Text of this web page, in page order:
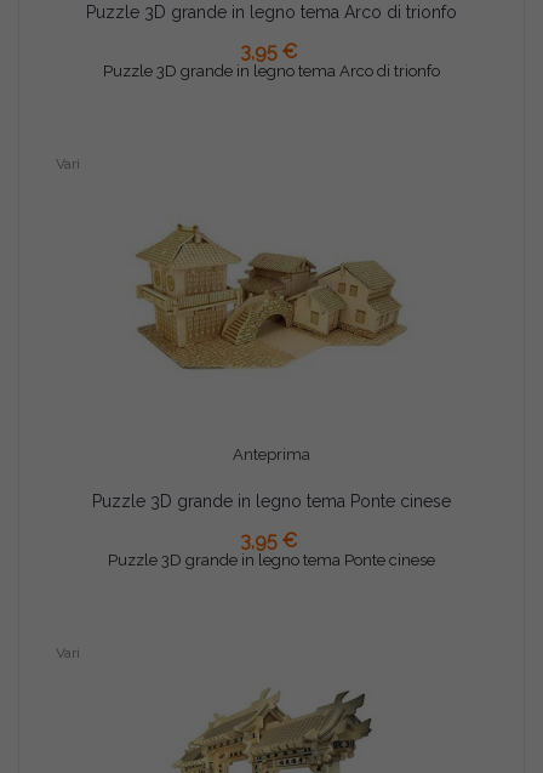
Puzzle 3D grande in legno tema Arco di trionfo
3,95 €
Puzzle 3D grande in legno tema Arco di trionfo
AGGIUNGI AL CARRELLO
Anteprima
Vari
Puzzle 3D grande in legno tema Ponte cinese
3,95 €
Puzzle 3D grande in legno tema Ponte cinese
AGGIUNGI AL CARRELLO
Vari